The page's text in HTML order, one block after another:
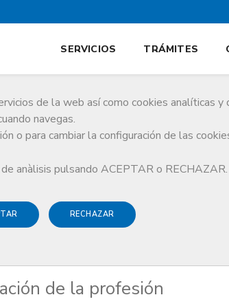
de la web así como cookies analíticas y
navegas.
o para cambiar la configuración de las
anàlisis pulsando ACEPTAR o RECHAZAR.
RECHAZAR
SERVICIOS TRÁMITES
la profesión médica con Antoni Bassas
de la profesión